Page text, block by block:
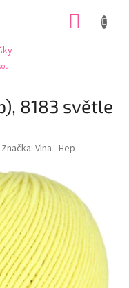
8183 světle
Značka: Vlna - Hep